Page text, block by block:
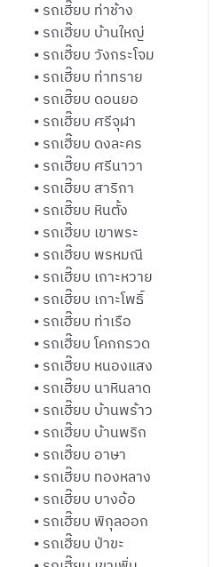
⦁ รถเฮี๊ยบ ท่าช้าง
⦁ รถเฮี๊ยบ บ้านใหญ่
⦁ รถเฮี๊ยบ วังกระโจม
⦁ รถเฮี๊ยบ ท่าทราย
⦁ รถเฮี๊ยบ ดอนยอ
⦁ รถเฮี๊ยบ ศรีจุฬา
⦁ รถเฮี๊ยบ ดงละคร
⦁ รถเฮี๊ยบ ศรีนาวา
⦁ รถเฮี๊ยบ สาริกา
⦁ รถเฮี๊ยบ หินตั้ง
⦁ รถเฮี๊ยบ เขาพระ
⦁ รถเฮี๊ยบ พรหมณี
⦁ รถเฮี๊ยบ เกาะหวาย
⦁ รถเฮี๊ยบ เกาะโพธิ์
⦁ รถเฮี๊ยบ ท่าเรือ
⦁ รถเฮี๊ยบ โคกกรวด
⦁ รถเฮี๊ยบ หนองแสง
⦁ รถเฮี๊ยบ นาหินลาด
⦁ รถเฮี๊ยบ บ้านพร้าว
⦁ รถเฮี๊ยบ บ้านพริก
⦁ รถเฮี๊ยบ อาษา
⦁ รถเฮี๊ยบ ทองหลาง
⦁ รถเฮี๊ยบ บางอ้อ
⦁ รถเฮี๊ยบ พิกุลออก
⦁ รถเฮี๊ยบ ป่าขะ